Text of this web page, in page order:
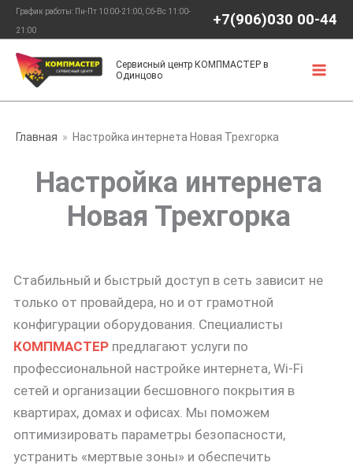
Перейти
содержимому
График работы: Пн-Пт 10:00-21:00, Сб-Вс 11:00-
21:00
+7(906)030 00-44
Сервисный центр КОМПМАСТЕР в
Одинцово
Главная Настройка интернета Новая Трехгорка
Настройка интернета
Новая Трехгорка
Стабильный и быстрый доступ в сеть зависит не
только от провайдера, но и от грамотной
конфигурации оборудования. Специалисты
КОМПМАСТЕР предлагают услуги по
профессиональной настройке интернета, Wi-Fi
сетей и организации бесшовного покрытия в
квартирах, домах и офисах. Мы поможем
оптимизировать параметры безопасности,
устранить «мертвые зоны» и обеспечить